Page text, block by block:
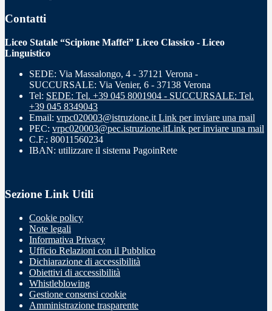
Contatti
Liceo Statale “Scipione Maffei” Liceo Classico - Liceo
Linguistico
SEDE: Via Massalongo, 4 - 37121 Verona -
SUCCURSALE: Via Venier, 6 - 37138 Verona
Tel: SEDE: Tel. +39 045 8001904 - SUCCURSALE: Tel.
+39 045 8349043
Email: vrpc020003@istruzione.it Link per inviare una mail
PEC: vrpc020003@pec.istruzione.itLink per inviare una mail
C.F.: 80011560234
IBAN: utilizzare il sistema PagoinRete
Sezione Link Utili
Cookie policy
Note legali
Informativa Privacy
Ufficio Relazioni con il Pubblico
Dichiarazione di accessibilità
Obiettivi di accessibilità
Whistleblowing
Gestione consensi cookie
Amministrazione trasparente